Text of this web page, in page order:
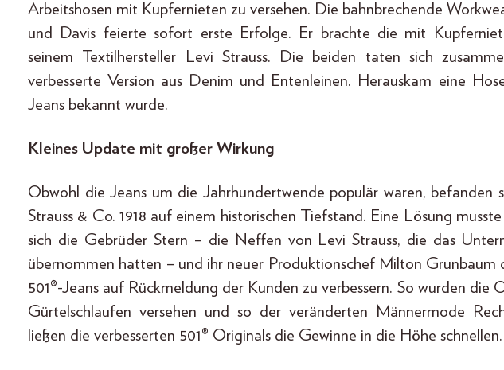
Arbeitshosen mit Kupfernieten zu versehen. Die bahnbrechende
und Davis feierte sofort erste Erfolge. Er brachte die mit
seinem Textilhersteller Levi Strauss. Die beiden taten sich
verbesserte Version aus Denim und Entenleinen. Herauskam eine
Jeans bekannt wurde.
Kleines Update mit großer Wirkung
Obwohl die Jeans um die Jahrhundertwende populär waren, befanden
Strauss & Co. 1918 auf einem historischen Tiefstand. Eine Lösung
sich die Gebrüder Stern – die Neffen von Levi Strauss, die das
übernommen hatten – und ihr neuer Produktionschef Milton Grunbaum
501®-Jeans auf Rückmeldung der Kunden zu verbessern. So wurden die
Gürtelschlaufen versehen und so der veränderten Männermode
ließen die verbesserten 501® Originals die Gewinne in die Höhe schnellen.